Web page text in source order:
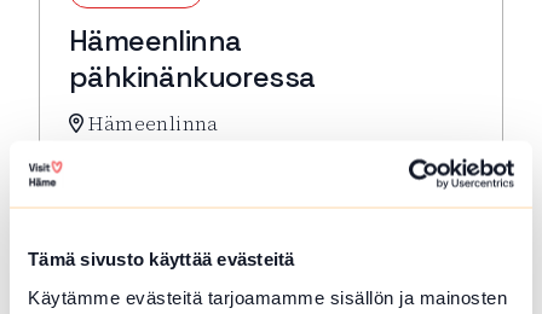
Tämä sivusto käyttää evästeitä
Käytämme evästeitä tarjoamamme sisällön ja mainosten
Hämeenlinna
pähkinänkuoressa
Hämeenlinna
Hämeenlinna pähkinänkuoressa -kompakti
kävelykierros. Lähtö: Toripuistosta kirkon
Lue lisää tapahtumasta Hämeenlinna